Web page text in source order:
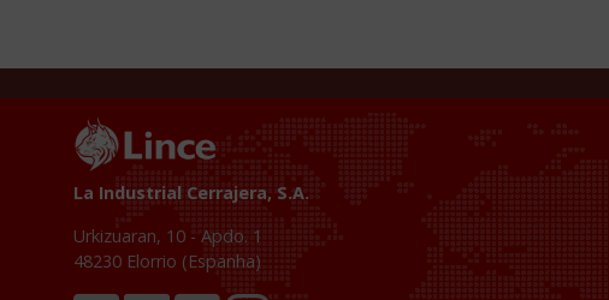
La Industrial Cerrajera, S.A.
Urkizuaran, 10 - Apdo. 1
48230 Elorrio (Espanha)